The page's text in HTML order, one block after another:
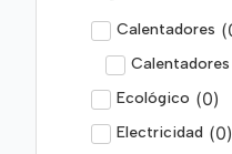
Calentadores (
Calentadores
Ecológico (0)
Electricidad (0)